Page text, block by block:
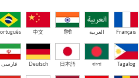
中文 हिंदी العربية Français
فارسی Deutsch 日本語 বাংলা Tagalog